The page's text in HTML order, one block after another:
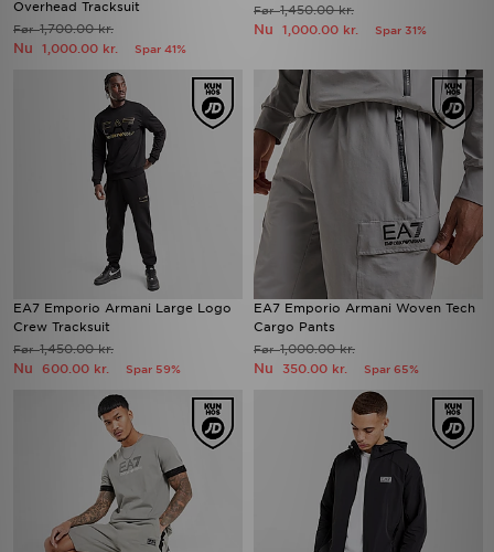
Overhead Tracksuit
Før1,700.00 kr.
Nu 1,000.00 kr. Spar 41%
Før1,450.00 kr.
Nu 1,000.00 kr. Spar 31%
EA7 Emporio Armani Large Logo
Crew Tracksuit
Før1,450.00 kr.
Nu 600.00 kr. Spar 59%
EA7 Emporio Armani Woven Tech
Cargo Pants
Før1,000.00 kr.
Nu 350.00 kr. Spar 65%